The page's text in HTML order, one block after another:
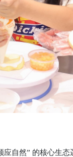
然” 的核心生态